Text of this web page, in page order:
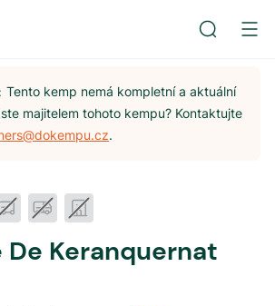
Tento kemp nemá kompletní a aktuální
majitelem tohoto kempu? Kontaktujte
.
Keranquernat